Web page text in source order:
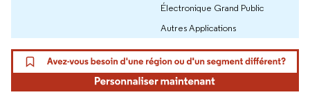
Électronique Grand Public
Autres Applications